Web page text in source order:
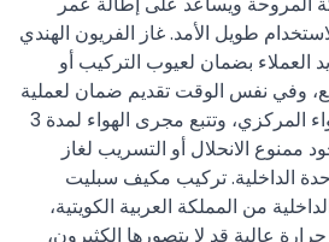
طويل الأمد. غاز الفريون الهندي
العملاء بضمان لعيوب التركيب أو
وفي نفس الوقت تقديم ضمان لعملية
مجاري الهواء لمكيف الهواء المركزي، وتتبع مجرى الهواء لمدة 3
الانحلال أو التسريب لغاز
الداخلية. تركيب مكيف سبليت
من المملكة العربية الكويتية،
عالية قد لا يتصورها الكثيرون،